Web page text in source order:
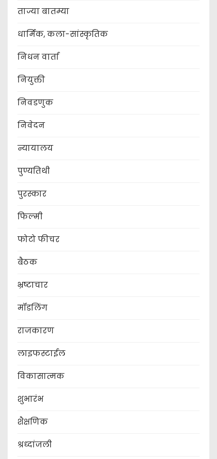
ताज्या बातम्या
धार्मिक, कला-सांस्कृतिक
निधन वार्ता
नियुक्ती
निवडणुक
निवेदन
न्यायालय
पुण्यतिथी
पुरस्कार
फिल्मी
फोटो फीचर
बैठक
भ्रष्टाचार
मॉडलिंग
राजकारण
लाइफस्टाईल
विकासात्मक
शुभारंभ
शैक्षणिक
श्रध्दांजली